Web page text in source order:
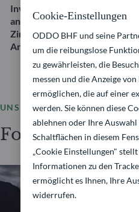
Investitionen in diese
anderem ein Risiko eines
Zins- und Kreditrisiken. Dies
Anlageempfehlung dar.
UNSER LEISTUNGSSPEKTRUM
Fondsauswahl
RENTEN
Cookie-Einstellungen
ODDO BHF und seine
um die reibungslose
zu gewährleisten, die
messen und die Anzeige
ermöglichen, die auf einer
werden. Sie können diese
ablehnen oder Ihre
Schaltflächen in diesem
„Cookie Einstellungen"
Informationen zu den
ermöglicht es Ihnen, Ihre
widerrufen.